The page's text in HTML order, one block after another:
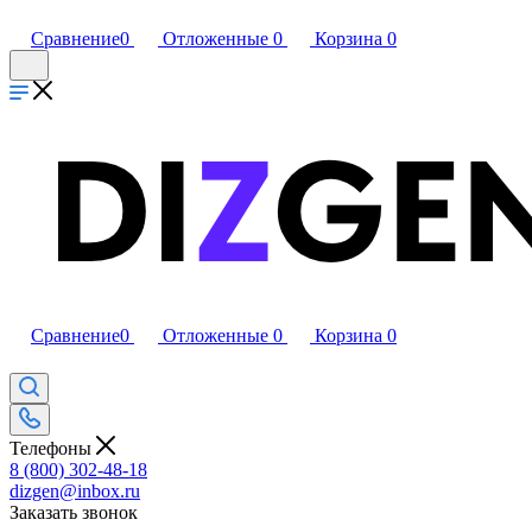
Сравнение0 Отложенные 0 Корзина 0
Сравнение0 Отложенные 0 Корзина 0
Телефоны
8 (800) 302-48-18
dizgen@inbox.ru
Заказать звонок